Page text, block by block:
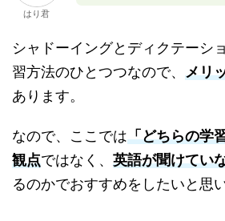
はり君
シャドーイングとディクテーシ
習方法のひとつつなので、 メリ
あります。
なので、ここでは「どちらの学
観点ではなく、 英語が聞けてい
るのかでおすすめをしたいと思